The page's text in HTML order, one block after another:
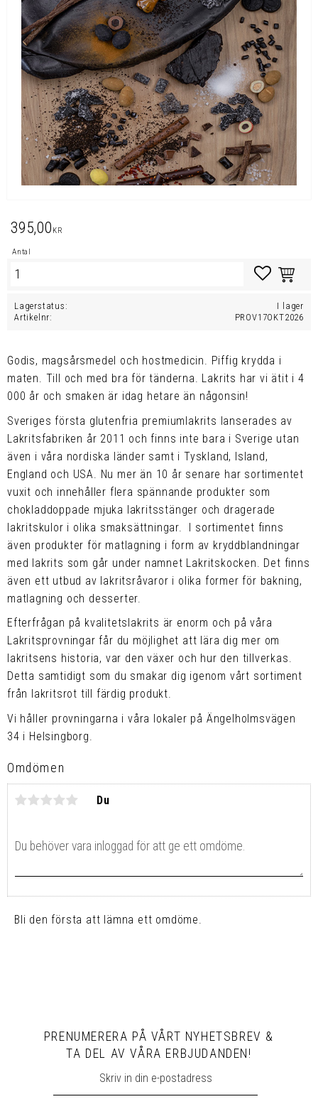
395,00 KR
Antal
Lagerstatus
I lager
Artikelnr
PROV17OKT2026
Godis, magsårsmedel och hostmedicin. Piffig krydda i
maten. Till och med bra för tänderna. Lakrits har vi ätit i 4
000 år och smaken är idag hetare än någonsin!
Sveriges första glutenfria premiumlakrits lanserades av
Lakritsfabriken år 2011 och finns inte bara i Sverige utan
även i våra nordiska länder samt i Tyskland, Island,
England och USA. Nu mer än 10 år senare har sortimentet
vuxit och innehåller flera spännande produkter som
chokladdoppade mjuka lakritsstänger och dragerade
lakritskulor i olika smaksättningar. I sortimentet finns
även produkter för matlagning i form av kryddblandningar
med lakrits som går under namnet Lakritskocken. Det finns
även ett utbud av lakritsråvaror i olika former för bakning,
matlagning och desserter.
Efterfrågan på kvalitetslakrits är enorm och på våra
Lakritsprovningar får du möjlighet att lära dig mer om
lakritsens historia, var den växer och hur den tillverkas.
Detta samtidigt som du smakar dig igenom vårt sortiment
från lakritsrot till färdig produkt.
Vi håller provningarna i våra lokaler på Ängelholmsvägen
34 i Helsingborg.
Omdömen
Du
Bli den första att lämna ett omdöme.
PRENUMERERA PÅ VÅRT NYHETSBREV &
TA DEL AV VÅRA ERBJUDANDEN!